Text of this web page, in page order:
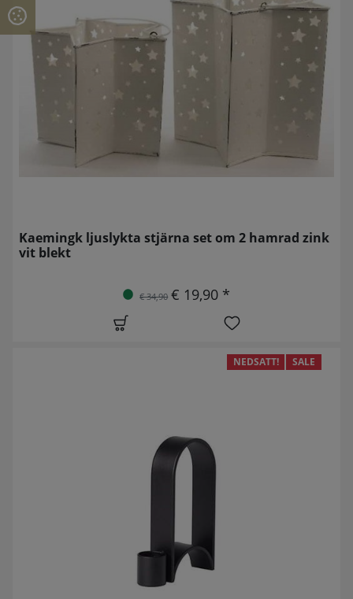
Kaemingk ljuslykta stjärna set om 2 hamrad zink
vit blekt
€ 34,90 € 19,90 *
NEDSATT! SALE